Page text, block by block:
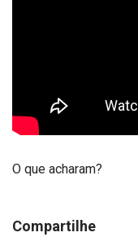
O que acharam?
Compartilhe